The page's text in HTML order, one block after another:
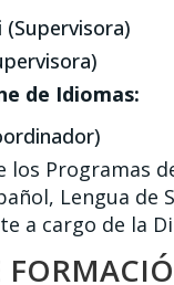
(Supervisora)
de Idiomas:
los Programas
Lengua de
a cargo de la